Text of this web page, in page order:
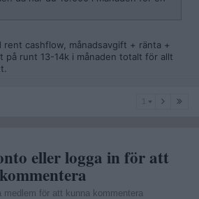
rent cashflow, månadsavgift + ränta +
på runt 13-14k i månaden totalt för allt
eller logga in för att
kommentera
medlem för att kunna kommentera